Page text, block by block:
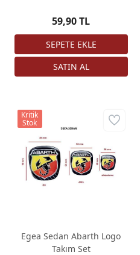
59,90 TL
Egea Sedan Abarth Logo
Takım Set
Kritik
Stok